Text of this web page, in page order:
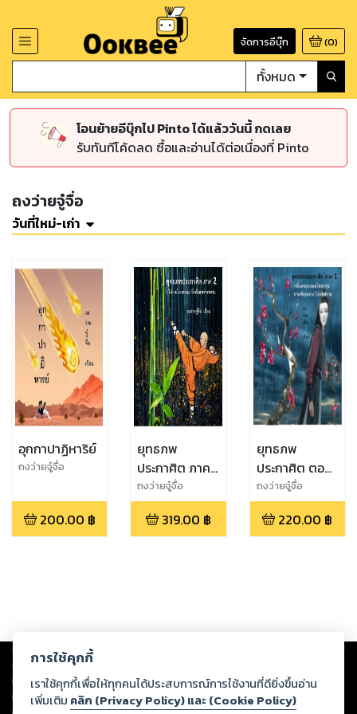
จัดการอีบุ๊ก (0)
ทั้งหมด
โอนย้ายอีบุ๊กไป Pinto ได้แล้ววันนี้ กดเลย
รับทันทีโค้ดลด ซื้อและอ่านได้ต่อเนื่องที่ Pinto
ถงว่ายจู๋จื่อ
วันที่ใหม่-เก่า
อุกกาปาฏิหาริย์
ถงว่ายจู๋จื่อ
200.00 ฿
ยุทธภพ
ประกาศิต ภาค
2 : ไผ่งามไหว
คล้อย หิ่งห้อย
พร่างพราย
ถงว่ายจู๋จื่อ
319.00 ฿
ยุทธภพ
ประกาศิต ตอน
กลิ่นดอกเหมย
โชยกรุ่น ยาม
พิรุณร่วง
ถงว่ายจู๋จื่อ
220.00 ฿
Copyright © 2026
ต่อผลงานหรือเนื้อหาใดที่อัปโหลดผ่านเว็บไซต์และปรากฏว่าละเมิดสิทธิใน
ทรัพย์สินทางปัญญาของบุคคลอื่นหรือขัดต่อกฎหมายและศีลธรรม ดังนั้น ผู้อ่าน
ทุกท่านโปรดใช้วิจารณญาณในการกลั่นกรองด้วยตนเอง และหากท่านพบว่าส่วน
การใช้คุกกี้
เราใช้คุกกี้เพื่อให้ทุกคนได้ประสบการณ์การใช้งานที่ดียิ่งขึ้นอ่าน
เพิ่มเติม คลิก (Privacy Policy) และ (Cookie Policy)